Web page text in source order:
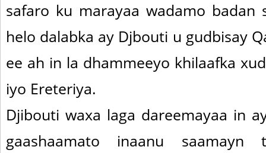
safaro ku marayaa wadamo badan
helo dalabka ay Djbouti u gudbisay
ee ah in la dhammeeyo khilaafka
iyo Ereteriya.
Djibouti waxa laga dareemayaa in
gaashaamato inaanu